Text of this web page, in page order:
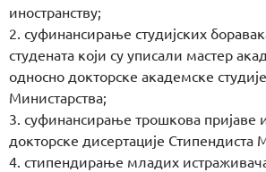
иностранству;
2. суфинансирање студијских
студената који су уписали мастер
односно докторске академске
Министарства;
3. суфинансирање трошкова пријаве
докторске дисертације Стипендиста
4. стипендирање младих